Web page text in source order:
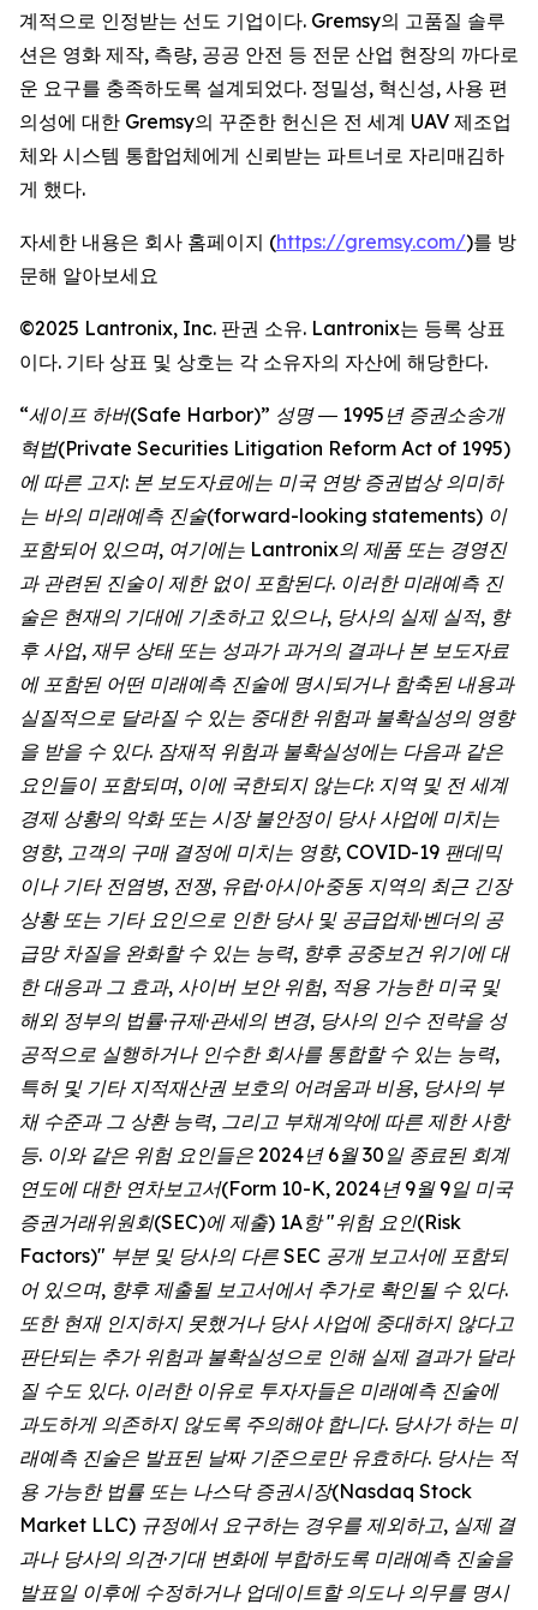
계적으로 인정받는 선도 기업이다. Gremsy의 고품질 솔루
션은 영화 제작, 측량, 공공 안전 등 전문 산업 현장의 까다로
운 요구를 충족하도록 설계되었다. 정밀성, 혁신성, 사용 편
의성에 대한 Gremsy의 꾸준한 헌신은 전 세계 UAV 제조업
체와 시스템 통합업체에게 신뢰받는 파트너로 자리매김하
게 했다.
자세한 내용은 회사 홈페이지 (https://gremsy.com/)를 방
문해 알아보세요
©2025 Lantronix, Inc. 판권 소유. Lantronix는 등록 상표
이다. 기타 상표 및 상호는 각 소유자의 자산에 해당한다.
“세이프 하버(Safe Harbor)” 성명 ― 1995년 증권소송개
혁법(Private Securities Litigation Reform Act of 1995)
에 따른 고지: 본 보도자료에는 미국 연방 증권법상 의미하
는 바의 미래예측 진술(forward-looking statements) 이
포함되어 있으며, 여기에는 Lantronix의 제품 또는 경영진
과 관련된 진술이 제한 없이 포함된다. 이러한 미래예측 진
술은 현재의 기대에 기초하고 있으나, 당사의 실제 실적, 향
후 사업, 재무 상태 또는 성과가 과거의 결과나 본 보도자료
에 포함된 어떤 미래예측 진술에 명시되거나 함축된 내용과
실질적으로 달라질 수 있는 중대한 위험과 불확실성의 영향
을 받을 수 있다. 잠재적 위험과 불확실성에는 다음과 같은
요인들이 포함되며, 이에 국한되지 않는다: 지역 및 전 세계
경제 상황의 악화 또는 시장 불안정이 당사 사업에 미치는
영향, 고객의 구매 결정에 미치는 영향, COVID-19 팬데믹
이나 기타 전염병, 전쟁, 유럽·아시아·중동 지역의 최근 긴장
상황 또는 기타 요인으로 인한 당사 및 공급업체·벤더의 공
급망 차질을 완화할 수 있는 능력, 향후 공중보건 위기에 대
한 대응과 그 효과, 사이버 보안 위험, 적용 가능한 미국 및
해외 정부의 법률·규제·관세의 변경, 당사의 인수 전략을 성
공적으로 실행하거나 인수한 회사를 통합할 수 있는 능력,
특허 및 기타 지적재산권 보호의 어려움과 비용, 당사의 부
채 수준과 그 상환 능력, 그리고 부채계약에 따른 제한 사항
등. 이와 같은 위험 요인들은 2024년 6월 30일 종료된 회계
연도에 대한 연차보고서(Form 10-K, 2024년 9월 9일 미국
증권거래위원회(SEC)에 제출) 1A항 "위험 요인(Risk
Factors)" 부분 및 당사의 다른 SEC 공개 보고서에 포함되
어 있으며, 향후 제출될 보고서에서 추가로 확인될 수 있다.
또한 현재 인지하지 못했거나 당사 사업에 중대하지 않다고
판단되는 추가 위험과 불확실성으로 인해 실제 결과가 달라
질 수도 있다. 이러한 이유로 투자자들은 미래예측 진술에
과도하게 의존하지 않도록 주의해야 합니다. 당사가 하는 미
래예측 진술은 발표된 날짜 기준으로만 유효하다. 당사는 적
용 가능한 법률 또는 나스닥 증권시장(Nasdaq Stock
Market LLC) 규정에서 요구하는 경우를 제외하고, 실제 결
과나 당사의 의견·기대 변화에 부합하도록 미래예측 진술을
발표일 이후에 수정하거나 업데이트할 의도나 의무를 명시